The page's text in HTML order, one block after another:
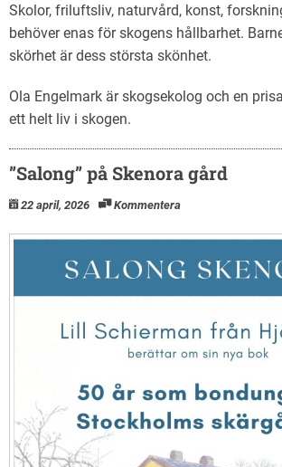
Skolor, friluftsliv, naturvård, konst,
behöver enas för skogens hållbarhet.
skörhet är dess största skönhet.
Ola Engelmark är skogsekolog och en
ett helt liv i skogen.
”Salong” på Skenora gård
22 april, 2026 Kommentera